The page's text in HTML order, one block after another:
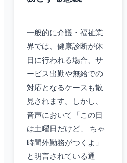
一般的に介護・福祉業
界では、健康診断が休
日に行われる場合、サ
ービス出勤や無給での
対応となるケースも散
見されます。しかし、
音声において「この日
は土曜日だけど、 ちゃ
時間外勤務がつくよ」
と明言されている通